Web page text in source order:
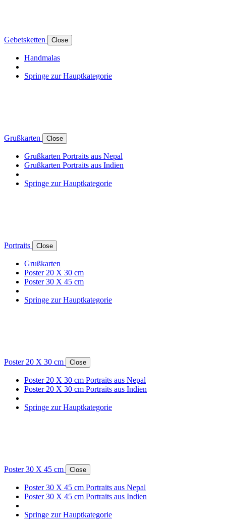
Gebetsketten Close
Handmalas
Springe zur Hauptkategorie
Grußkarten Close
Grußkarten Portraits aus Nepal
Grußkarten Portraits aus Indien
Springe zur Hauptkategorie
Portraits Close
Grußkarten
Poster 20 X 30 cm
Poster 30 X 45 cm
Springe zur Hauptkategorie
Poster 20 X 30 cm Close
Poster 20 X 30 cm Portraits aus Nepal
Poster 20 X 30 cm Portraits aus Indien
Springe zur Hauptkategorie
Poster 30 X 45 cm Close
Poster 30 X 45 cm Portraits aus Nepal
Poster 30 X 45 cm Portraits aus Indien
Springe zur Hauptkategorie